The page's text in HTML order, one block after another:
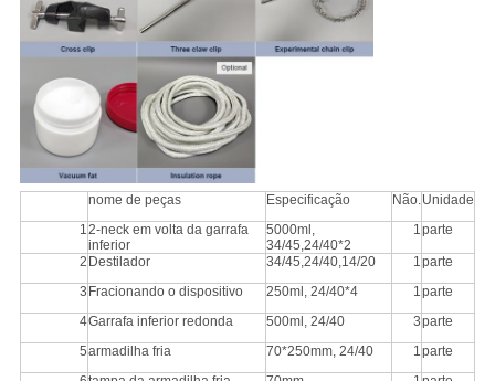
nome de peças Especificação Não.Unidade
12-neck em volta da garrafa
inferior
5000ml,
34/45,24/40*2
1parte
2 Destilador 34/45,24/40,14/20 1parte
3 Fracionando o dispositivo 250ml, 24/40*4 1parte
4Garrafa inferior redonda 500ml, 24/40 3parte
5armadilha fria 70*250mm, 24/40 1parte